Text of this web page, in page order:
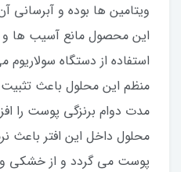
ویتامین ها بوده و آبرسانی
این محصول مانع آسیب ها و
استفاده از دستگاه
منظم این محلول باعث
مدت دوام برنزگی پوست را
محلول داخل این افتر باعث
پوست می گردد و از خشکی